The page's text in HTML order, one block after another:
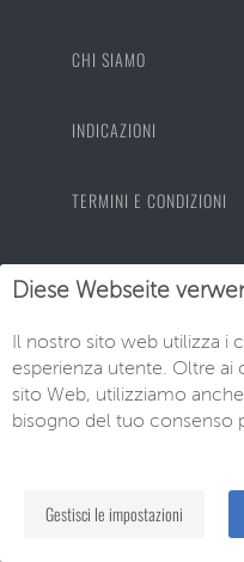
CHI SIAMO
INDICAZIONI
TERMINI E CONDIZIONI
PROTEZIONE DEI DATI
IMPRONTA
Diese Webseite
Il nostro sito web utilizza i
esperienza utente. Oltre ai
sito Web, utilizziamo
bisogno del tuo consenso
Gestisci le impostazioni